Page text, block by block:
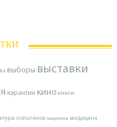
выборы выставки
карантин кино книги
лопатенок маркина медицина